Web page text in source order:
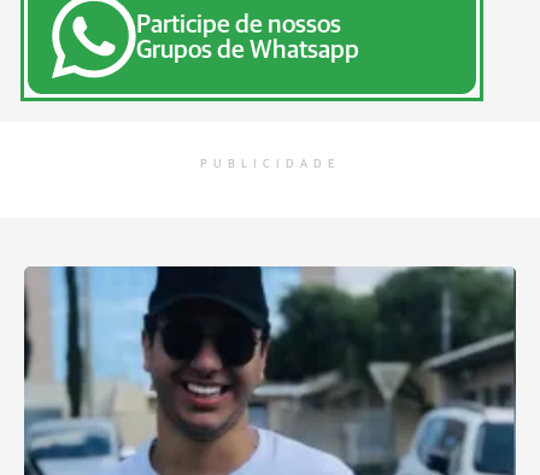
Participe de nossos
Grupos de Whatsapp
PUBLICIDADE